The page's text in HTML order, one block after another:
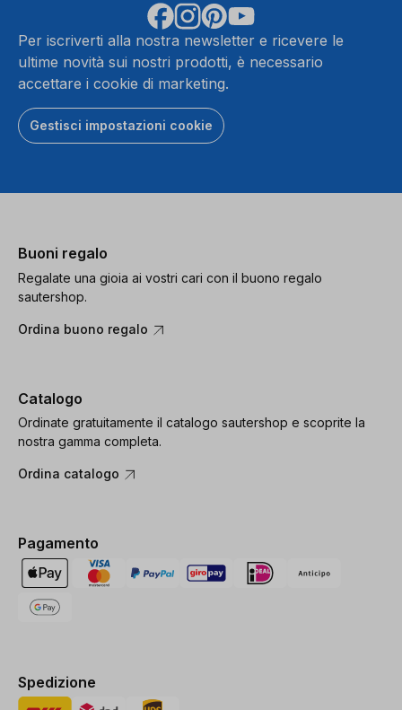
Per iscriverti alla nostra newsletter e ricevere le
ultime novità sui nostri prodotti, è necessario
accettare i cookie di marketing.
Gestisci impostazioni cookie
Buoni regalo
Regalate una gioia ai vostri cari con il buono regalo
sautershop.
Ordina buono regalo
Catalogo
Ordinate gratuitamente il catalogo sautershop e scoprite la
nostra gamma completa.
Ordina catalogo
Pagamento
Spedizione